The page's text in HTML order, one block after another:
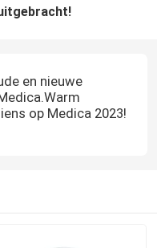
en nieuwe
op Medica 2023!